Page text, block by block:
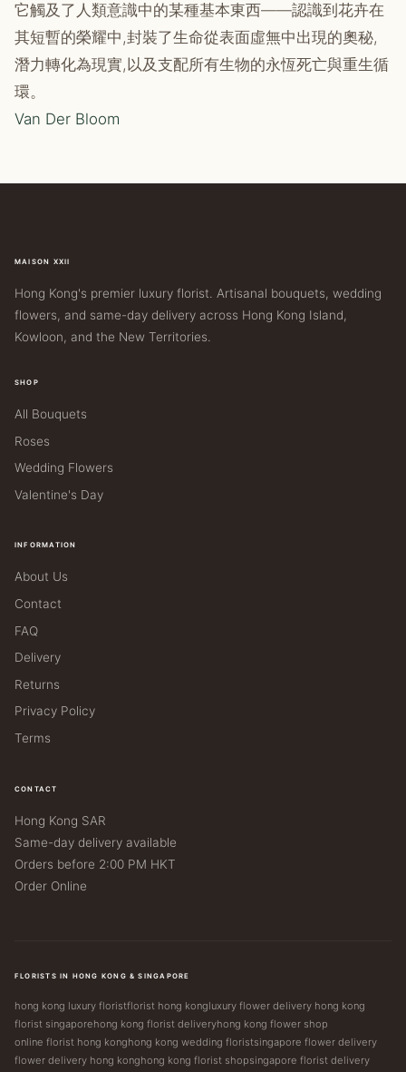
它觸及了人類意識中的某種基本東西——認識到花卉在
其短暫的榮耀中,封裝了生命從表面虛無中出現的奧秘,
潛力轉化為現實,以及支配所有生物的永恆死亡與重生循
環。
Van Der Bloom
MAISON XXII
Hong Kong's premier luxury florist. Artisanal bouquets, wedding
flowers, and same-day delivery across Hong Kong Island,
Kowloon, and the New Territories.
SHOP
All Bouquets
Roses
Wedding Flowers
Valentine's Day
INFORMATION
About Us
Contact
FAQ
Delivery
Returns
Privacy Policy
Terms
CONTACT
Hong Kong SAR
Same-day delivery available
Orders before 2:00 PM HKT
Order Online
FLORISTS IN HONG KONG & SINGAPORE
hong kong luxury floristflorist hong kongluxury flower delivery hong kong
florist singaporehong kong florist deliveryhong kong flower shop
online florist hong konghong kong wedding floristsingapore flower delivery
flower delivery hong konghong kong florist shopsingapore florist delivery